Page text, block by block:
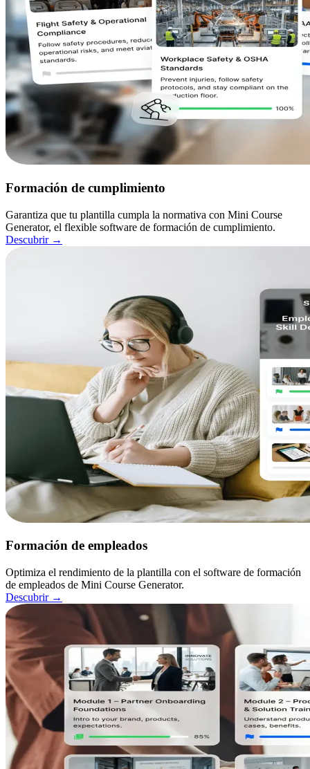
Formación de cumplimiento
Garantiza que tu plantilla cumpla la normativa con Mini Course
Generator, el flexible software de formación de cumplimiento.
Descubrir→
Formación de empleados
Optimiza el rendimiento de la plantilla con el software de formación
de empleados de Mini Course Generator.
Descubrir→